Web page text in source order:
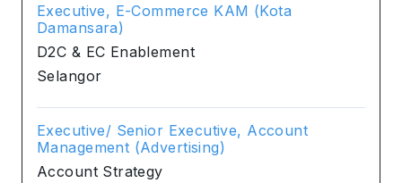
Executive, E-Commerce KAM (Kota
Damansara)
D2C & EC Enablement
Selangor
Executive/ Senior Executive, Account
Management (Advertising)
Account Strategy